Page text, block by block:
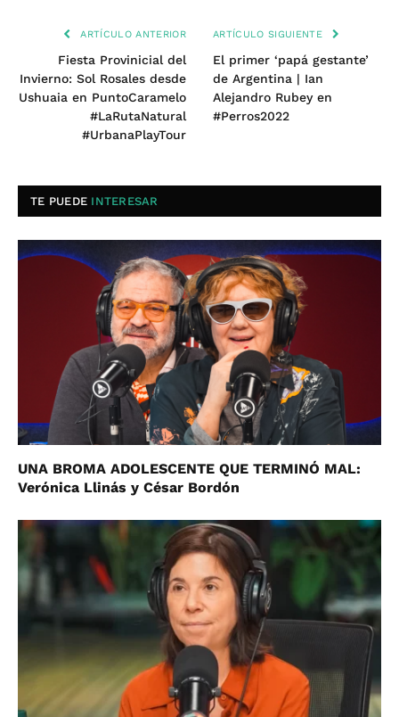
ARTÍCULO ANTERIOR
Fiesta Provinicial del
Invierno: Sol Rosales desde
Ushuaia en PuntoCaramelo
#LaRutaNatural
#UrbanaPlayTour
ARTÍCULO SIGUIENTE
El primer ‘papá gestante’
de Argentina | Ian
Alejandro Rubey en
#Perros2022
TE PUEDE INTERESAR
UNA BROMA ADOLESCENTE QUE TERMINÓ MAL:
Verónica Llinás y César Bordón